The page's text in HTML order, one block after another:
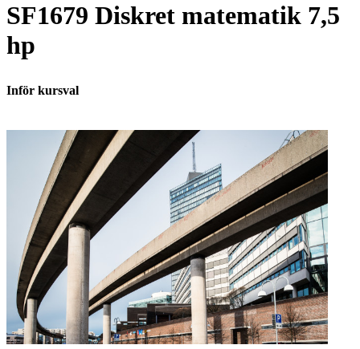
SF1679 Diskret matematik 7,5
hp
Inför kursval